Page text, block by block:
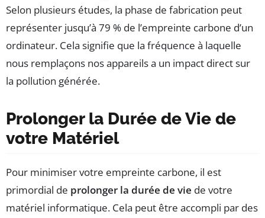
Selon plusieurs études, la phase de fabrication peut
représenter jusqu’à 79 % de l’empreinte carbone d’un
ordinateur. Cela signifie que la fréquence à laquelle
nous remplaçons nos appareils a un impact direct sur
la pollution générée.
Prolonger la Durée de Vie de
votre Matériel
Pour minimiser votre empreinte carbone, il est
primordial de prolonger la durée de vie de votre
matériel informatique. Cela peut être accompli par des